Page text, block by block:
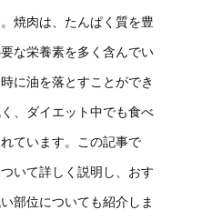
焼肉は、たんぱく質を豊
な栄養素を多く含んでい
に油を落とすことができ
、ダイエット中でも食べ
ています。この記事で
いて詳しく説明し、おす
部位についても紹介しま